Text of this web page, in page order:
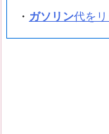
・ ガソリン代を